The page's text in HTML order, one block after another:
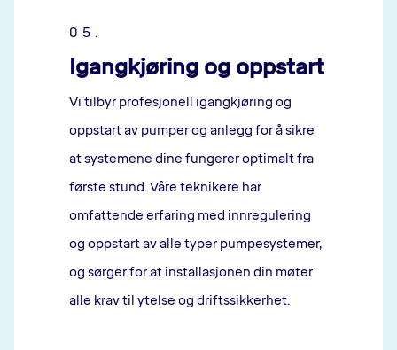
05.
Igangkjøring og oppstart
Vi tilbyr profesjonell igangkjøring og
oppstart av pumper og anlegg for å sikre
at systemene dine fungerer optimalt fra
første stund. Våre teknikere har
omfattende erfaring med innregulering
og oppstart av alle typer pumpesystemer,
og sørger for at installasjonen din møter
alle krav til ytelse og driftssikkerhet.